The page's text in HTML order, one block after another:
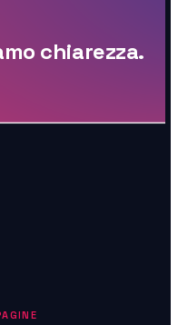
chiarezza.